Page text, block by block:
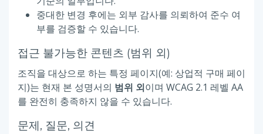
중대한 변경 후에는 외부 감사를 의뢰하여 준수 여
부를 검증할 수 있습니다.
접근 불가능한 콘텐츠 (범위 외)
조직을 대상으로 하는 특정 페이지(예: 상업적 구매 페이
지)는 현재 본 성명서의 범위 외이며 WCAG 2.1 레벨 AA
를 완전히 충족하지 않을 수 있습니다.
문제, 질문, 의견